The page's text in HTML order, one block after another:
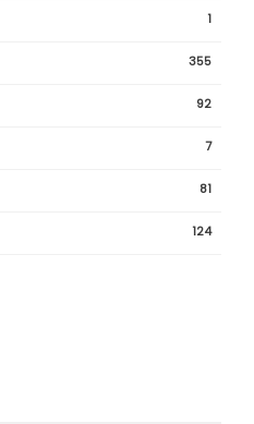
1
355
92
7
81
124